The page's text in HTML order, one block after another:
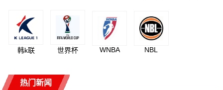
韩k联 世界杯 WNBA NBL
热门新闻